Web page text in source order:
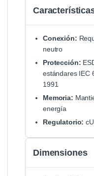
Conexión:
neutro
Protección:
estándares IEC
1991
Memoria:
energía
Regulatorio:
Dimensiones